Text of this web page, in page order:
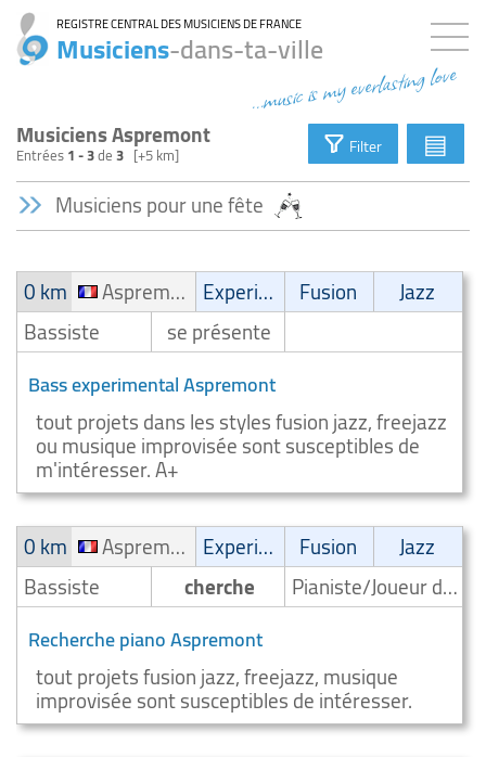
REGISTRE CENTRAL DES MUSICIENS DE FRANCE
Musiciens-dans-ta-ville
...music is my everlasting love
Musiciens Aspremont
Entrées1 - 3de3 [+5 km] Filter ▤
Musiciens pour une fête
0 km Aspremont Experimental Fusion
Jazz
Bassiste
se présente
Bass experimental Aspremont
tout projets dans les styles fusion jazz, freejazz
ou musique improvisée sont susceptibles de
m'intéresser. A+
0 km
Aspremont Experimental Fusion
Jazz
Bassiste
cherche Pianiste/Joueur de piano
Recherche piano Aspremont
tout projets fusion jazz, freejazz, musique
improvisée sont susceptibles de intéresser.